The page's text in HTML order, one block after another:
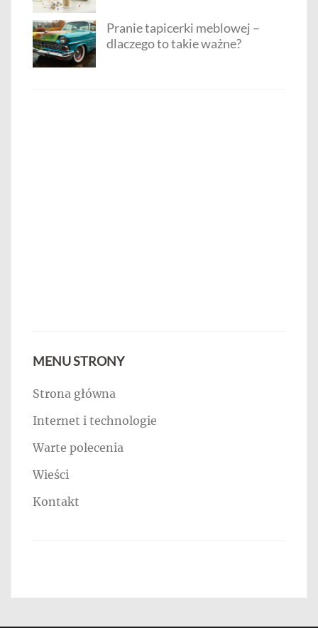
Pranie tapicerki meblowej –
dlaczego to takie ważne?
MENU STRONY
Strona główna
Internet i technologie
Warte polecenia
Wieści
Kontakt